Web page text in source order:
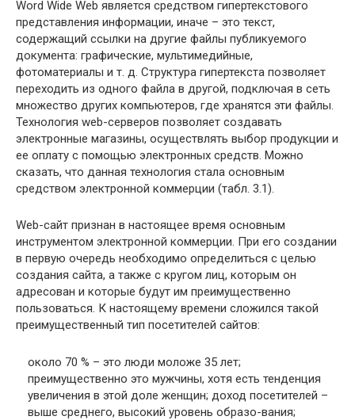
Word Wide Web является средством гипертекстового
представления информации, иначе – это текст,
содержащий ссылки на другие файлы публикуемого
документа: графические, мультимедийные,
фотоматериалы и т. д. Структура гипертекста позволяет
переходить из одного файла в другой, подключая в сеть
множество других компьютеров, где хранятся эти файлы.
Технология web-серверов позволяет создавать
электронные магазины, осуществлять выбор продукции и
ее оплату с помощью электронных средств. Можно
сказать, что данная технология стала основным
средством электронной коммерции (табл. 3.1).
Web-сайт признан в настоящее время основным
инструментом электронной коммерции. При его создании
в первую очередь необходимо определиться с целью
создания сайта, а также с кругом лиц, которым он
адресован и которые будут им преимущественно
пользоваться. К настоящему времени сложился такой
преимущественный тип посетителей сайтов:
около 70 % – это люди моложе 35 лет;
преимущественно это мужчины, хотя есть тенденция
увеличения в этой доле женщин; доход посетителей –
выше среднего, высокий уровень образо-вания;